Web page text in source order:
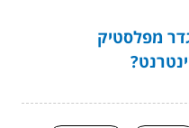
מפלסטיק